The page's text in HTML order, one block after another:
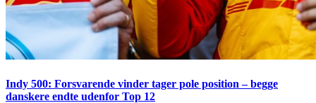
Indy 500: Forsvarende vinder tager pole position – begge
danskere endte udenfor Top 12